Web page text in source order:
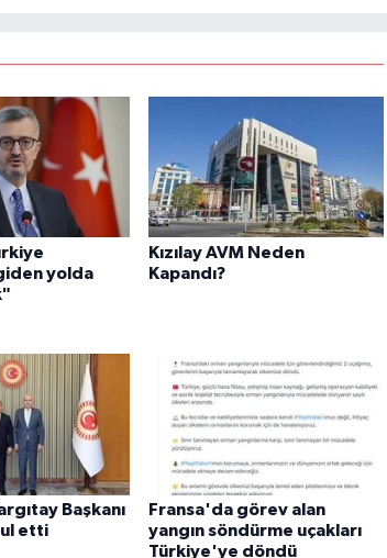
yolda
Kızılay AVM Neden
Kapandı?
Başkanı
etti
Fransa'da görev alan
yangın söndürme uçakları
Türkiye'ye döndü